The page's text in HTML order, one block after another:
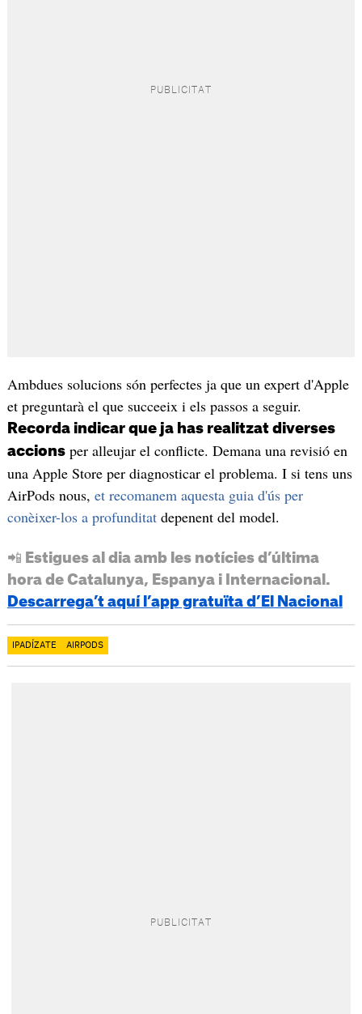
Ambdues solucions són perfectes ja que un expert d'Apple
et preguntarà el que succeeix i els passos a seguir.
Recorda indicar que ja has realitzat diverses
accionsper alleujar el conflicte. Demana una revisió en
una Apple Store per diagnosticar el problema. I si tens uns
AirPods nous, et recomanem aquesta guia d'ús per
conèixer-los a profunditatdepenent del model.
📲 Estigues al dia amb les notícies d’última
hora de Catalunya, Espanya i Internacional.
Descarrega’t aquí l’app gratuïta d’El Nacional
IPADÍZATE AIRPODS